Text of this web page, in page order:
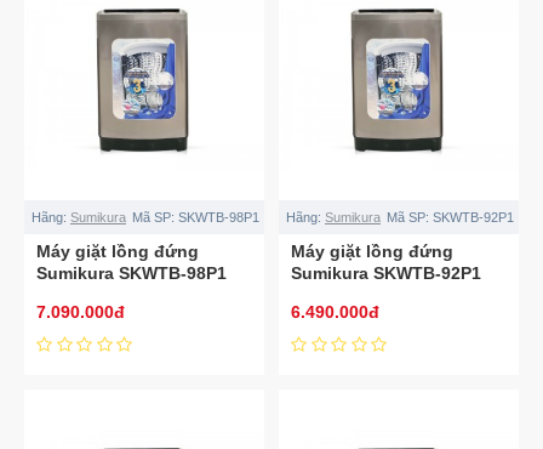
Hãng: Sumikura Mã SP: SKWTB-98P1
Máy giặt lồng đứng
Sumikura SKWTB-98P1
7.090.000đ
Hãng: Sumikura Mã SP: SKWTB-92P1
Máy giặt lồng đứng
Sumikura SKWTB-92P1
6.490.000đ